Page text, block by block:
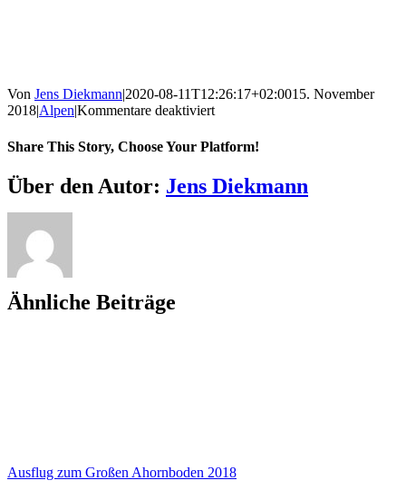
Von Jens Diekmann|2020-08-11T12:26:17+02:0015. November
2018|Alpen|Kommentare deaktiviertfür
Sie
übers
Timmelsjoch
Share This Story, Choose Your Platform!
Facebook
X
Reddit
LinkedIn
WhatsApp
Telegram
Tumblr
Pinterest
Vk
Xing
E-
Mail
Über den Autor: Jens Diekmann
Ähnliche Beiträge
Ausflug zum Großen Ahornboden 2018